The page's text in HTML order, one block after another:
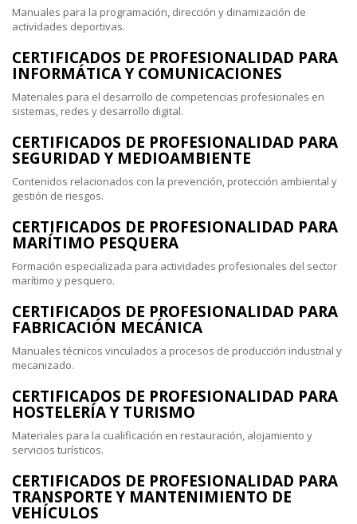
Manuales para la programación, dirección y dinamización de
actividades deportivas.
CERTIFICADOS DE PROFESIONALIDAD PARA
INFORMÁTICA Y COMUNICACIONES
Materiales para el desarrollo de competencias profesionales en
sistemas, redes y desarrollo digital.
CERTIFICADOS DE PROFESIONALIDAD PARA
SEGURIDAD Y MEDIOAMBIENTE
Contenidos relacionados con la prevención, protección ambiental y
gestión de riesgos.
CERTIFICADOS DE PROFESIONALIDAD PARA
MARÍTIMO PESQUERA
Formación especializada para actividades profesionales del sector
marítimo y pesquero.
CERTIFICADOS DE PROFESIONALIDAD PARA
FABRICACIÓN MECÁNICA
Manuales técnicos vinculados a procesos de producción industrial y
mecanizado.
CERTIFICADOS DE PROFESIONALIDAD PARA
HOSTELERÍA Y TURISMO
Materiales para la cualificación en restauración, alojamiento y
servicios turísticos.
CERTIFICADOS DE PROFESIONALIDAD PARA
TRANSPORTE Y MANTENIMIENTO DE
VEHÍCULOS